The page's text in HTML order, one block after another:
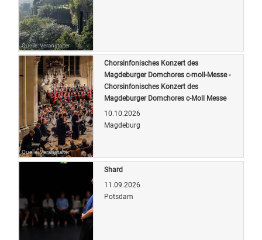
Quelle: Veranstalter
Quelle: Veranstalter
Chorsinfonisches Konzert des
Magdeburger Domchores c-moll-Messe -
Chorsinfonisches Konzert des
Magdeburger Domchores c-Moll Messe
10.10.2026
Magdeburg
Shard
11.09.2026
Potsdam